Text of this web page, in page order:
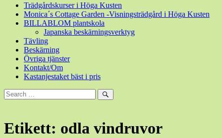
Trädgårdskurser i Höga Kusten
Monica´s Cottage Garden -Visningsträdgård i Höga Kusten
BILLABLOM plantskola
Japanska beskärningsverktyg
Tävling
Beskärning
Övriga tjänster
Kontakt/Om
Kastanjestaket bäst i pris
Sök
efter:
Sök
Etikett: odla vindruvor